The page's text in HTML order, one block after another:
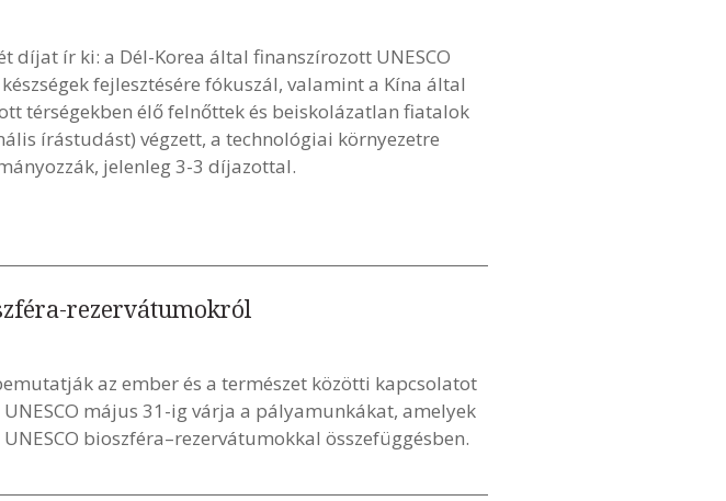
díjat ír ki: a Dél-Korea által finanszírozott UNESCO
fejlesztésére fókuszál, valamint a Kína által
térségekben élő felnőttek és beiskolázatlan fiatalok
írástudást) végzett, a technológiai környezetre
jelenleg 3-3 díjazottal.
rezervátumokról
az ember és a természet közötti kapcsolatot
május 31-ig várja a pályamunkákat, amelyek
bioszféra–rezervátumokkal összefüggésben.